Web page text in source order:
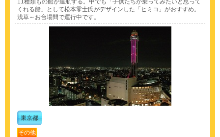
11種類もの船が運航する。中でも「子供たちが乗ってみたいと思って
くれる船」として松本零士氏がデザインした「ヒミコ」がおすすめ。
浅草～お台場間で運行中です。
東京都
その他